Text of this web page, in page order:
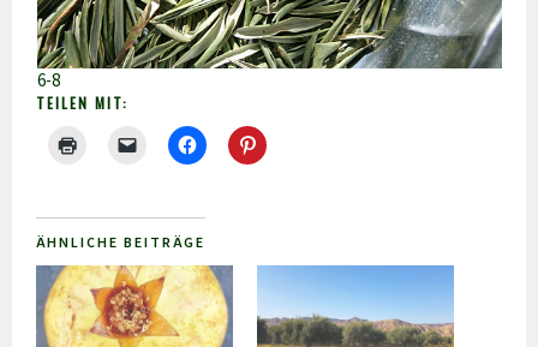
6-8
TEILEN MIT:
ÄHNLICHE BEITRÄGE